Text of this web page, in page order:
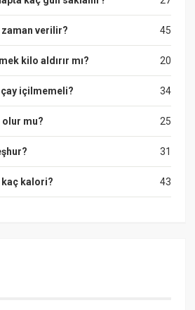
45
zaman verilir?
20
kilo aldırır mı?
34
içilmemeli?
25
olur mu?
31
43
kaç kalori?